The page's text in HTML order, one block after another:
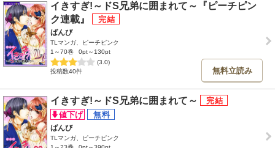
イきすぎ!～ドS兄弟に囲まれて～『ピーチピン
ク連載』
ばんび
TLマンガ、ピーチピンク
1～70巻
0pt～130pt
(3.0)
投稿数40件
無料立読み
イきすぎ!～ドS兄弟に囲まれて～
ばんび
TLマンガ、ピーチピンク